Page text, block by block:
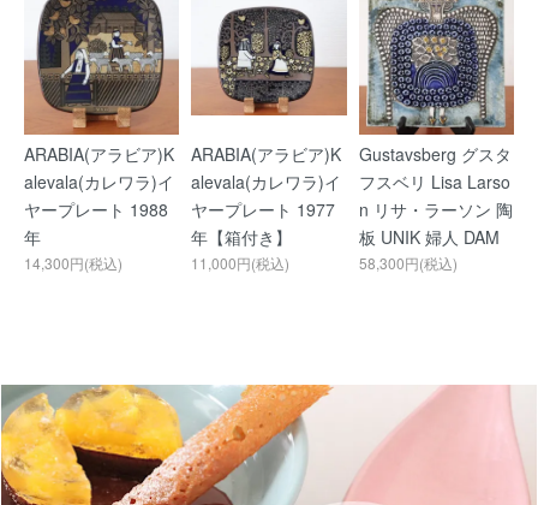
ARABIA(アラビア)K
alevala(カレワラ)イ
ヤープレート 1988
年
14,300円(税込)
ARABIA(アラビア)K
alevala(カレワラ)イ
ヤープレート 1977
年【箱付き】
11,000円(税込)
Gustavsberg グスタ
フスベリ Lisa Larso
n リサ・ラーソン 陶
板 UNIK 婦人 DAM
58,300円(税込)